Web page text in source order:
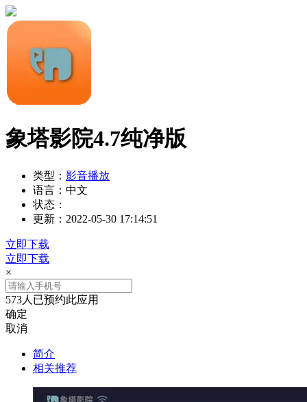
象塔影院4.7纯净版
类型： 影音播放
语言： 中文
状态：
更新： 2022-05-30 17:14:51
立即下载
立即下载
×
573人已预约此应用
确定
取消
简介
相关推荐